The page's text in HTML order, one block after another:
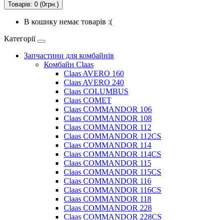
Товарів: 0 (0грн.)
В кошику немає товарів :(
Категорії
Запчастини для комбайнів
Комбайн Claas
Claas AVERO 160
Claas AVERO 240
Claas COLUMBUS
Claas COMET
Claas COMMANDOR 106
Claas COMMANDOR 108
Claas COMMANDOR 112
Claas COMMANDOR 112CS
Claas COMMANDOR 114
Claas COMMANDOR 114CS
Claas COMMANDOR 115
Claas COMMANDOR 115CS
Claas COMMANDOR 116
Claas COMMANDOR 116CS
Claas COMMANDOR 118
Claas COMMANDOR 228
Claas COMMANDOR 228CS